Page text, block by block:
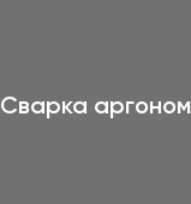
Сварка аргоном